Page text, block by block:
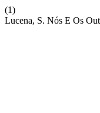
(1)
Lucena, S. Nós E Os